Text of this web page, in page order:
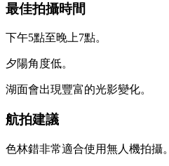
最佳拍攝時間
下午5點至晚上7點。
夕陽角度低。
湖面會出現豐富的光影變化。
航拍建議
色林錯非常適合使用無人機拍攝。